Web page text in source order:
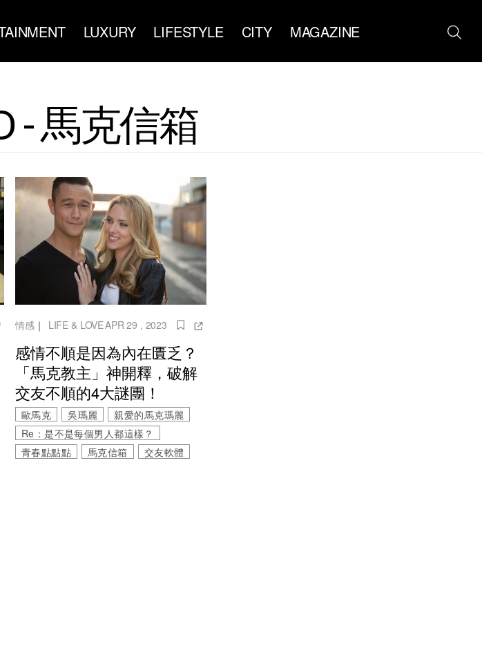
LUXURY LIFESTYLE CITY MAGAZINE
- 馬克信箱
情感｜ LIFE & LOVEAPR 29 , 2023
感情不順是因為內在匱乏？
「馬克教主」神開釋，破解
交友不順的4大謎團！
歐馬克 吳瑪麗
親愛的馬克瑪麗
Re：是不是每個男人都這樣？
青春點點點
馬克信箱 交友軟體